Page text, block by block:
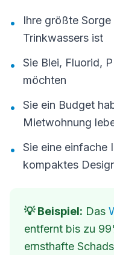
•
Ihre größte
Trinkwassers ist
•
Sie Blei, Fluorid,
möchten
•
Sie ein Budget
Mietwohnung
•
Sie eine einfache
kompaktes
💡 Beispiel: Das
entfernt bis zu
ernsthafte